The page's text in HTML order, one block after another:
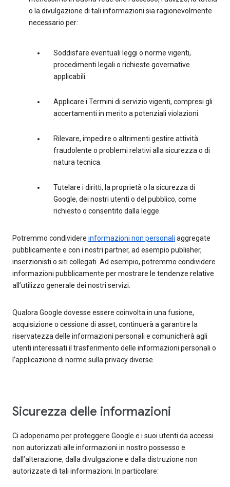
o la divulgazione di tali informazioni sia ragionevolmente
necessario per:
Soddisfare eventuali leggi o norme vigenti,
procedimenti legali o richieste governative
applicabili.
Applicare i Termini di servizio vigenti, compresi gli
accertamenti in merito a potenziali violazioni.
Rilevare, impedire o altrimenti gestire attività
fraudolente o problemi relativi alla sicurezza o di
natura tecnica.
Tutelare i diritti, la proprietà o la sicurezza di
Google, dei nostri utenti o del pubblico, come
richiesto o consentito dalla legge.
Potremmo condividere informazioni non personali aggregate
pubblicamente e con i nostri partner, ad esempio publisher,
inserzionisti o siti collegati. Ad esempio, potremmo condividere
informazioni pubblicamente per mostrare le tendenze relative
all’utilizzo generale dei nostri servizi.
Qualora Google dovesse essere coinvolta in una fusione,
acquisizione o cessione di asset, continuerà a garantire la
riservatezza delle informazioni personali e comunicherà agli
utenti interessati il trasferimento delle informazioni personali o
l’applicazione di norme sulla privacy diverse.
Sicurezza delle informazioni
Ci adoperiamo per proteggere Google e i suoi utenti da accessi
non autorizzati alle informazioni in nostro possesso e
dall’alterazione, dalla divulgazione e dalla distruzione non
autorizzate di tali informazioni. In particolare: